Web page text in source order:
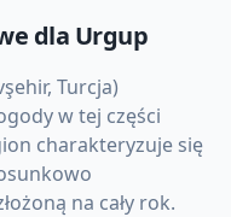
dla Urgup
Turcja)
w tej części
charakteryzuje się
na cały rok.